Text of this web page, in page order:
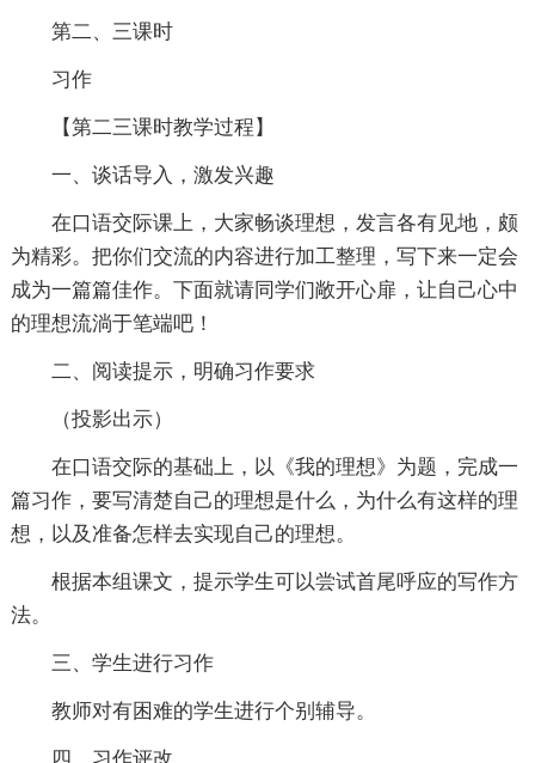
第二、三课时
习作
【第二三课时教学过程】
一、谈话导入，激发兴趣
在口语交际课上，大家畅谈理想，发言各有见地，颇
为精彩。把你们交流的内容进行加工整理，写下来一定会
成为一篇篇佳作。下面就请同学们敞开心扉，让自己心中
的理想流淌于笔端吧！
二、阅读提示，明确习作要求
（投影出示）
在口语交际的基础上，以《我的理想》为题，完成一
篇习作，要写清楚自己的理想是什么，为什么有这样的理
想，以及准备怎样去实现自己的理想。
根据本组课文，提示学生可以尝试首尾呼应的写作方
法。
三、学生进行习作
教师对有困难的学生进行个别辅导。